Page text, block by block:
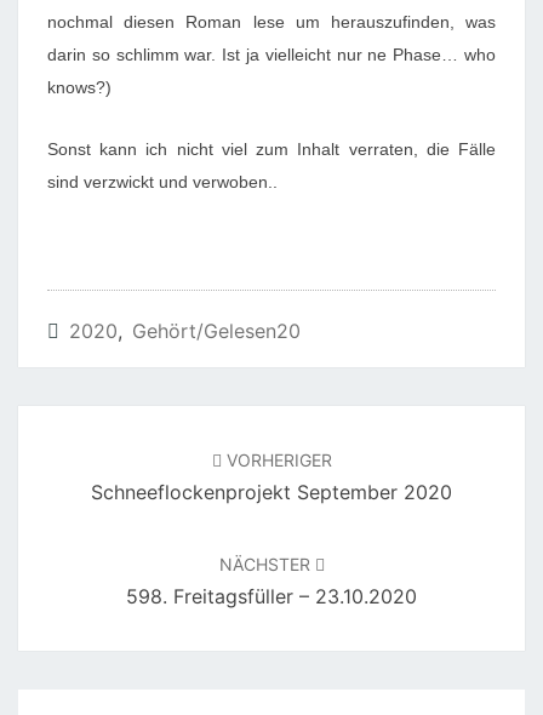
D
(
)
–
C
L
I
C
O
nochmal diesen Roman lese um herauszufinden, was
darin so schlimm war. Ist ja vielleicht nur ne Phase… who
knows?)
Sonst kann ich nicht viel zum Inhalt verraten, die Fälle
sind verzwickt und verwoben..
2020, Gehört/gelesen20
VORHERIGER
Schneeflockenprojekt September 2020
NÄCHSTER
598. Freitagsfüller – 23.10.2020